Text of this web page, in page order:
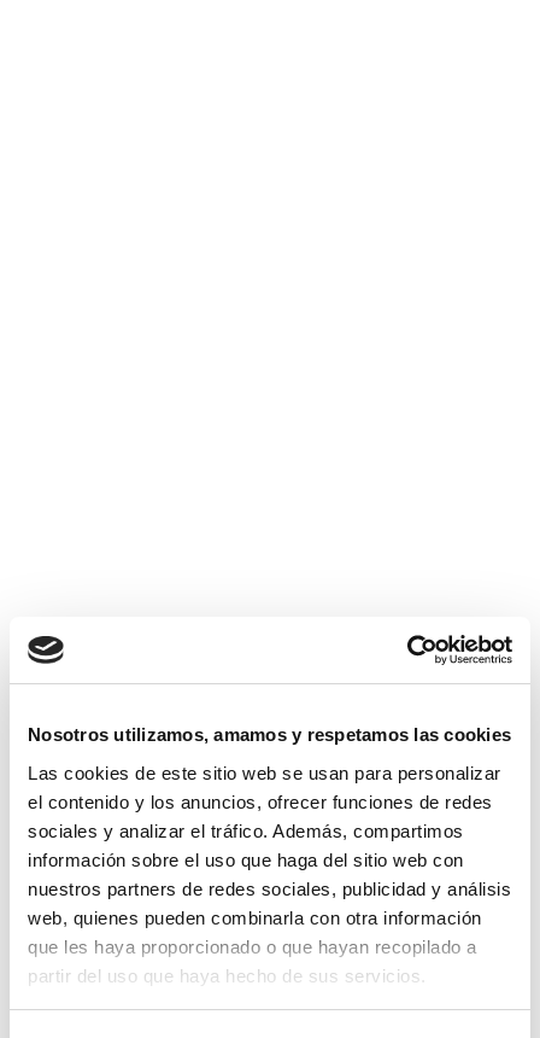
Nosotros utilizamos, amamos y respetamos las cookies
Las cookies de este sitio web se usan para personalizar
el contenido y los anuncios, ofrecer funciones de redes
sociales y analizar el tráfico. Además, compartimos
información sobre el uso que haga del sitio web con
nuestros partners de redes sociales, publicidad y análisis
web, quienes pueden combinarla con otra información
que les haya proporcionado o que hayan recopilado a
partir del uso que haya hecho de sus servicios.
SÍGUENOS EN LAS REDES
SOCIALES Y NO TE
DE NUESTRO BLOG